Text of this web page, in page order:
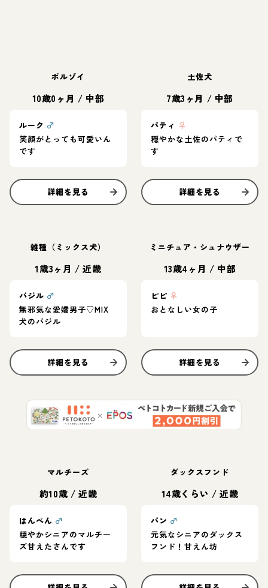
ボルゾイ
10歳0ヶ月 / 中部
ルーク ♂
笑顔がとっても可愛いん
です
詳細を見る
土佐犬
7歳3ヶ月 / 中部
パティ ♀
穏やかな土佐のパティで
す
詳細を見る
雑種（ミックス犬）
1歳3ヶ月 /近畿
バジル ♂
無邪気な愛嬌男子♡MIX
犬のバジル
詳細を見る
ミニチュア・シュナウザー
13歳4ヶ月 / 中部
ピピ ♀
おとなしい女の子
詳細を見る
マルチーズ
約10歳 / 近畿
はんぺん ♂
穏やかシニアのマルチー
ズ甘えたさんです
ダックスフンド
14歳くらい /近畿
パン ♂
元気なシニアのダックス
フンド！甘えん坊